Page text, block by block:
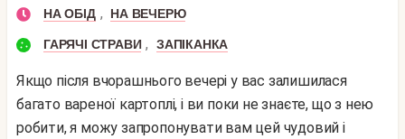
НА ОБІД , НА ВЕЧЕРЮ
ГАРЯЧІ СТРАВИ , ЗАПІКАНКА
Якщо після вчорашнього вечері у вас залишилася
багато вареної картоплі, і ви поки не знаєте, що з нею
робити, я можу запропонувати вам цей чудовий і